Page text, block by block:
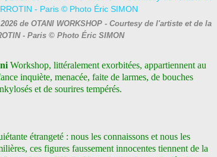
de OTANI WORKSHOP - Courtesy de l'artiste et de la
- Paris © Photo Éric SIMON
Workshop, littéralement exorbitées, appartiennent au
inquiète, menacée, faite de larmes, de bouches
et de sourires tempérés.
étrangeté : nous les connaissons et nous les
ces figures faussement innocentes tiennent de la